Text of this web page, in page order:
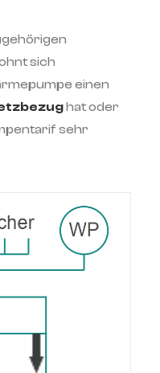
örigen
sich
rmepumpe einen
hat oder
sehr